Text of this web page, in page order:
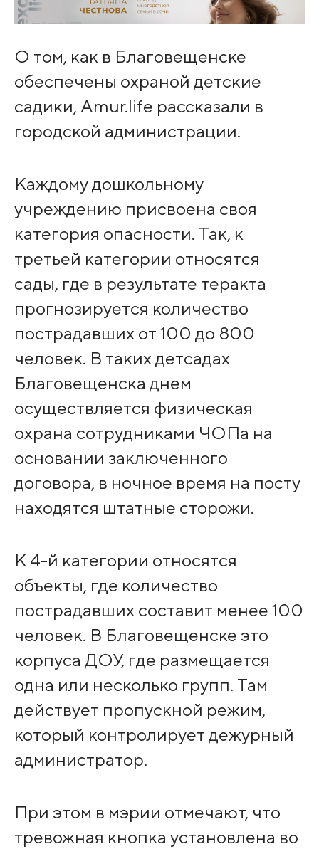
О том, как в Благовещенске
обеспечены охраной детские
садики, Amur.life рассказали в
городской администрации.
Каждому дошкольному
учреждению присвоена своя
категория опасности. Так, к
третьей категории относятся
сады, где в результате теракта
прогнозируется количество
пострадавших от 100 до 800
человек. В таких детсадах
Благовещенска днем
осуществляется физическая
охрана сотрудниками ЧОПа на
основании заключенного
договора, в ночное время на посту
находятся штатные сторожи.
К 4-й категории относятся
объекты, где количество
пострадавших составит менее 100
человек. В Благовещенске это
корпуса ДОУ, где размещается
одна или несколько групп. Там
действует пропускной режим,
который контролирует дежурный
администратор.
При этом в мэрии отмечают, что
тревожная кнопка установлена во